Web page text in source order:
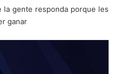
gente responda porque les
ganar